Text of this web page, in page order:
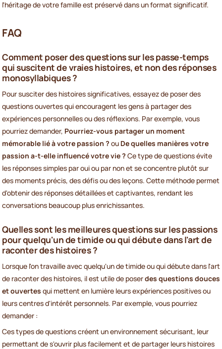
l'héritage de votre famille est préservé dans un format significatif.
FAQ
Comment poser des questions sur les passe-temps
qui suscitent de vraies histoires, et non des réponses
monosyllabiques ?
Pour susciter des histoires significatives, essayez de poser des
questions ouvertes qui encouragent les gens à partager des
expériences personnelles ou des réflexions. Par exemple, vous
pourriez demander, Pourriez-vous partager un moment
mémorable lié à votre passion ? ou De quelles manières votre
passion a-t-elle influencé votre vie ? Ce type de questions évite
les réponses simples par oui ou par non et se concentre plutôt sur
des moments précis, des défis ou des leçons. Cette méthode permet
d'obtenir des réponses détaillées et captivantes, rendant les
conversations beaucoup plus enrichissantes.
Quelles sont les meilleures questions sur les passions
pour quelqu'un de timide ou qui débute dans l'art de
raconter des histoires ?
Lorsque l'on travaille avec quelqu'un de timide ou qui débute dans l'art
de raconter des histoires, il est utile de poserdes questions douces
et ouvertes qui mettent en lumière leurs expériences positives ou
leurs centres d'intérêt personnels. Par exemple, vous pourriez
demander :
Ces types de questions créent un environnement sécurisant, leur
permettant de s'ouvrir plus facilement et de partager leurs histoires